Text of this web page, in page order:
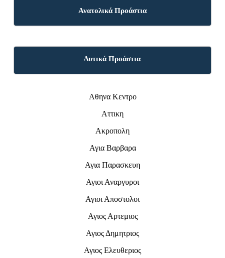
Ανατολικά Προάστια
Δυτικά Προάστια
Αθηνα Κεντρο
Αττικη
Ακροπολη
Αγια Βαρβαρα
Αγια Παρασκευη
Αγιοι Αναργυροι
Αγιοι Αποστολοι
Αγιος Αρτεμιος
Αγιος Δημητριος
Αγιος Ελευθεριος